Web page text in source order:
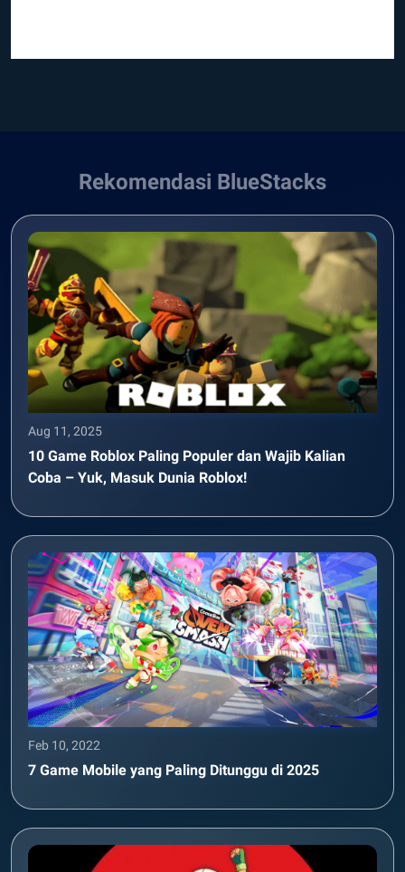
Rekomendasi BlueStacks
Aug 11, 2025
10 Game Roblox Paling Populer dan Wajib Kalian
Coba – Yuk, Masuk Dunia Roblox!
Feb 10, 2022
7 Game Mobile yang Paling Ditunggu di 2025